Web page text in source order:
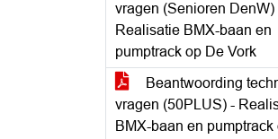
vragen (Senioren DenW)
Realisatie BMX-baan en
pumptrack op De Vork
Beantwoording
vragen (50PLUS) -
BMX-baan en pumptrack